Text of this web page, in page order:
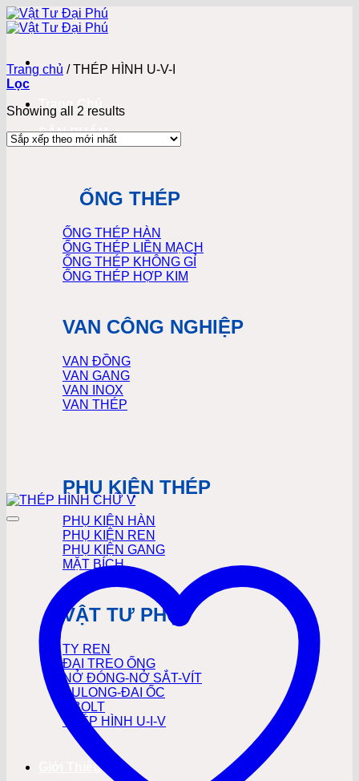
Bỏ
qua
Trang Chủ
SẢN PHẨM
ỐNG THÉP
ỐNG THÉP HÀN
ỐNG THÉP LIỀN MẠCH
ỐNG THÉP KHÔNG GỈ
ỐNG THÉP HỢP KIM
VAN CÔNG NGHIỆP
VAN ĐỒNG
VAN GANG
VAN INOX
VAN THÉP
PHỤ KIỆN THÉP
PHỤ KIỆN HÀN
PHỤ KIỆN REN
PHỤ KIỆN GANG
MẶT BÍCH
VẬT TƯ PHỤ
TY REN
ĐAI TREO ỐNG
NỞ ĐÓNG-NỞ SẮT-VÍT
BULONG-ĐAI ỐC
UBOLT
THÉP HÌNH U-I-V
Giới Thiệu
Trang chủ /THÉP HÌNH U-V-I
Lọc
Showing all 2 results